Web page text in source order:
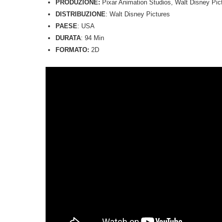
PRODUZIONE: Pixar Animation Studios, Walt Disney
DISTRIBUZIONE: Walt Disney Pictures
PAESE: USA
DURATA: 94 Min
FORMATO: 2D